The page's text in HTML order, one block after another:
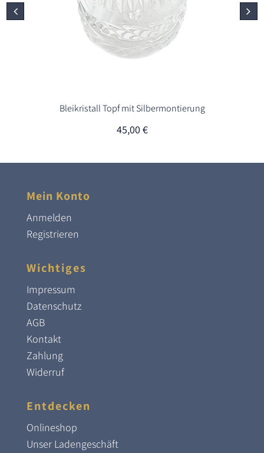
Bleikristall Topf mit Silbermontierung
45,00 €
Mein Konto
Anmelden
Registrieren
Wichtiges
Impressum
Datenschutz
AGB
Kontakt
Zahlung
Widerruf
Entdecken
Onlineshop
Unser Ladengeschäft